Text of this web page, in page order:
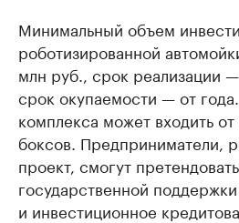
Минимальный объем
роботизированной
млн руб., срок реализации
срок окупаемости — от
комплекса может входить
боксов. Предприниматели,
проект, смогут
государственной
и инвестиционное